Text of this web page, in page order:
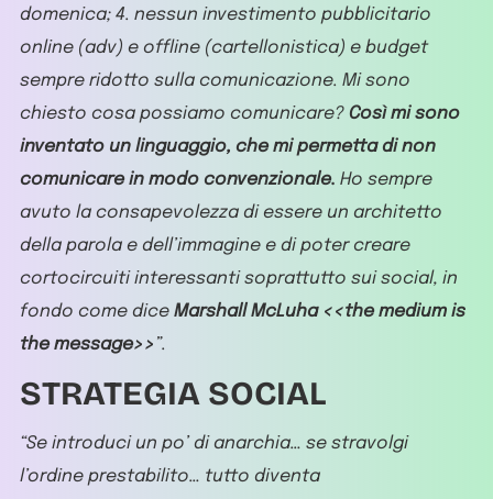
domenica; 4. nessun investimento pubblicitario
online (adv) e offline (cartellonistica) e budget
sempre ridotto sulla comunicazione. Mi sono
chiesto cosa possiamo comunicare? Così mi sono
inventato un linguaggio, che mi permetta di non
comunicare in modo convenzionale. Ho sempre
avuto la consapevolezza di essere un architetto
della parola e dell’immagine e di poter creare
cortocircuiti interessanti soprattutto sui social, in
fondo come dice Marshall McLuha <<the medium is
the message>> ”.
STRATEGIA SOCIAL
“Se introduci un po’ di anarchia… se stravolgi
l’ordine prestabilito… tutto diventa